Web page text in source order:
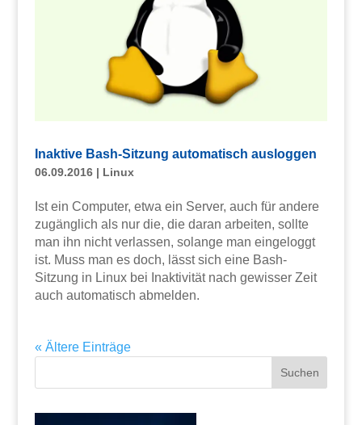
Inaktive Bash-Sitzung automatisch ausloggen
06.09.2016| Linux
Ist ein Computer, etwa ein Server, auch für andere
zugänglich als nur die, die daran arbeiten, sollte
man ihn nicht verlassen, solange man eingeloggt
ist. Muss man es doch, lässt sich eine Bash-
Sitzung in Linux bei Inaktivität nach gewisser Zeit
auch automatisch abmelden.
« Ältere Einträge